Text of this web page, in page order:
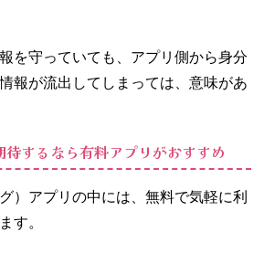
を守っていても、アプリ側から身分
報が流出してしまっては、意味があ
するなら有料アプリがおすすめ
）アプリの中には、無料で気軽に利
す。